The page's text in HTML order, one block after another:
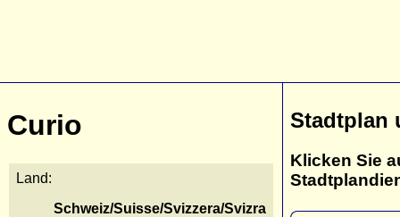
Curio
Land:
Schweiz/Suisse/Svizzera/Svizra
Stadtplan
Klicken Sie